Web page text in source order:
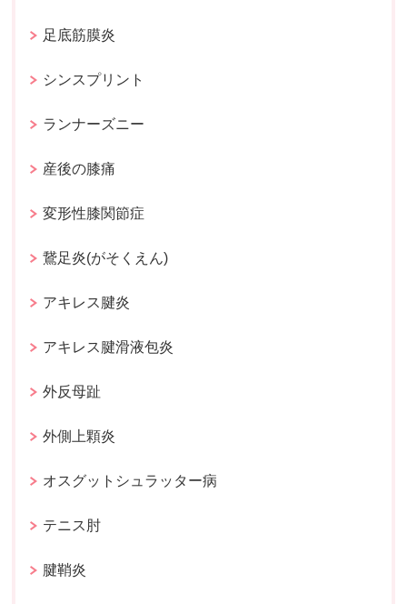
足底筋膜炎
シンスプリント
ランナーズニー
産後の膝痛
変形性膝関節症
鵞足炎(がそくえん)
アキレス腱炎
アキレス腱滑液包炎
外反母趾
外側上顆炎
オスグットシュラッター病
テニス肘
腱鞘炎